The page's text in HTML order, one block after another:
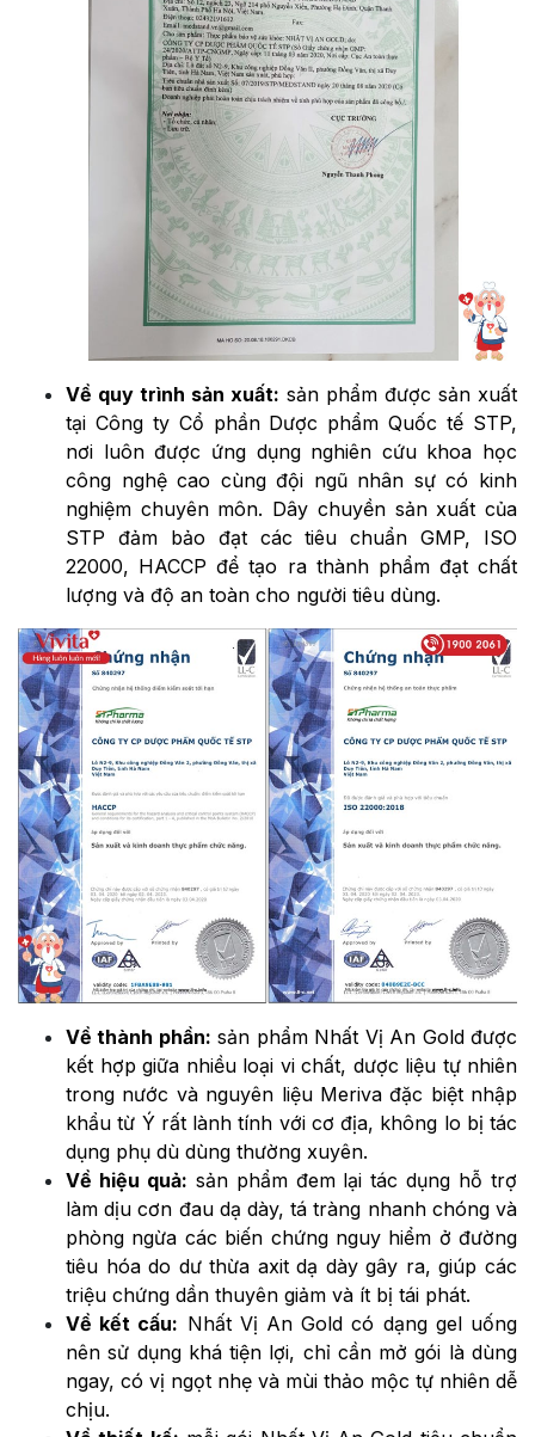
Về quy trình sản xuất: sản phẩm được sản xuất
tại Công ty Cổ phần Dược phẩm Quốc tế STP,
nơi luôn được ứng dụng nghiên cứu khoa học
công nghệ cao cùng đội ngũ nhân sự có kinh
nghiệm chuyên môn. Dây chuyền sản xuất của
STP đảm bảo đạt các tiêu chuẩn GMP, ISO
22000, HACCP để tạo ra thành phẩm đạt chất
lượng và độ an toàn cho người tiêu dùng.
Về thành phần: sản phẩm Nhất Vị An Gold được
kết hợp giữa nhiều loại vi chất, dược liệu tự nhiên
trong nước và nguyên liệu Meriva đặc biệt nhập
khẩu từ Ý rất lành tính với cơ địa, không lo bị tác
dụng phụ dù dùng thường xuyên.
Về hiệu quả: sản phẩm đem lại tác dụng hỗ trợ
làm dịu cơn đau dạ dày, tá tràng nhanh chóng và
phòng ngừa các biến chứng nguy hiểm ở đường
tiêu hóa do dư thừa axit dạ dày gây ra, giúp các
triệu chứng dần thuyên giảm và ít bị tái phát.
Về kết cấu: Nhất Vị An Gold có dạng gel uống
nên sử dụng khá tiện lợi, chỉ cần mở gói là dùng
ngay, có vị ngọt nhẹ và mùi thảo mộc tự nhiên dễ
chịu.